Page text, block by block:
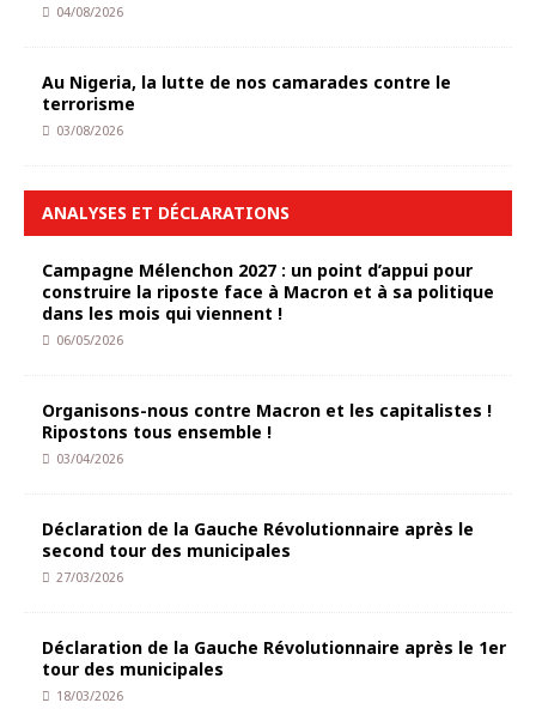
04/08/2026
Au Nigeria, la lutte de nos camarades contre le
terrorisme
03/08/2026
ANALYSES ET DÉCLARATIONS
Campagne Mélenchon 2027 : un point d’appui pour
construire la riposte face à Macron et à sa politique
dans les mois qui viennent !
06/05/2026
Organisons-nous contre Macron et les capitalistes !
Ripostons tous ensemble !
03/04/2026
Déclaration de la Gauche Révolutionnaire après le
second tour des municipales
27/03/2026
Déclaration de la Gauche Révolutionnaire après le 1er
tour des municipales
18/03/2026